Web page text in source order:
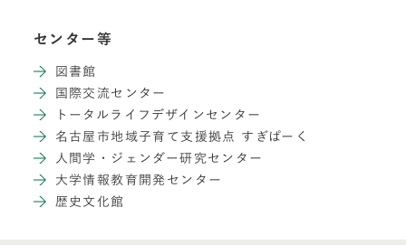
センター等
図書館
国際交流センター
トータルライフデザインセンター
名古屋市地域子育て支援拠点 すぎぱーく
人間学・ジェンダー研究センター
大学情報教育開発センター
歴史文化館